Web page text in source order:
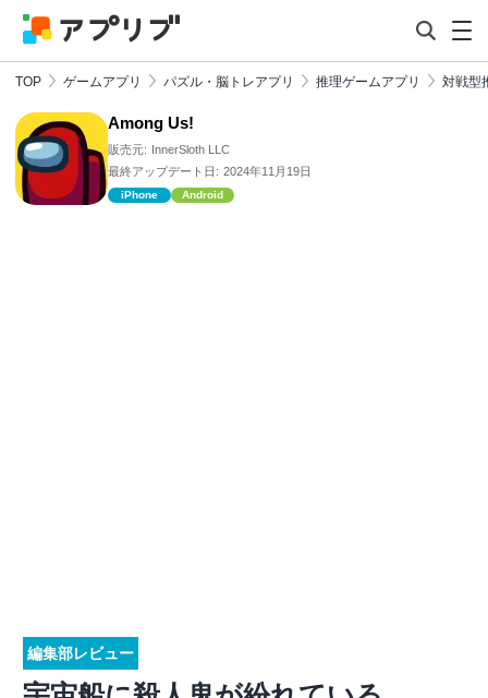
TOP ゲームアプリ パズル・脳トレアプリ 推理ゲームアプリ 対戦型
Among Us!
販売元: InnerSloth LLC
最終アップデート日: 2024年11月19日
iPhone Android
編集部レビュー